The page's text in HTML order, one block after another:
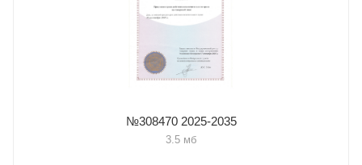
№308470 2025-2035
3.5 мб